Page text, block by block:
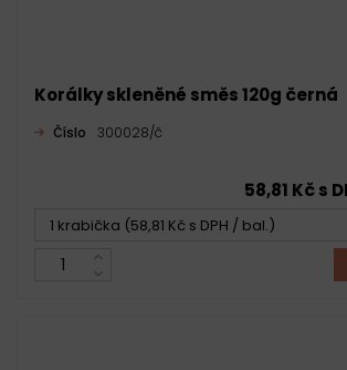
Korálky skleněné směs 120g černá
Číslo 300028/č
58,81 Kč s
1 krabička (58,81 Kč s DPH / bal.)